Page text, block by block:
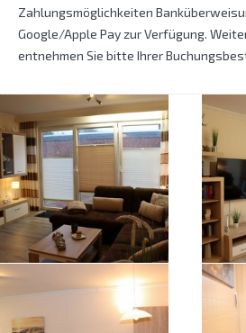
Zahlungsmöglichkeiten
Google/Apple Pay zur Verfügung.
entnehmen Sie bitte Ihrer